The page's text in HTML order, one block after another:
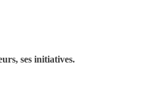
ses initiatives.